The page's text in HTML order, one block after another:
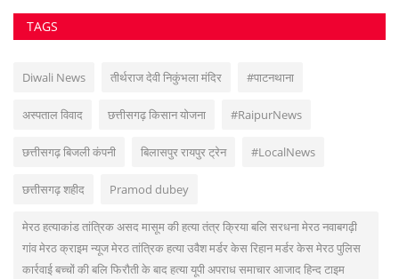
TAGS
Diwali News तीर्थराज देवी निकुंभला मंदिर #पाटनथाना
अस्पताल विवाद छत्तीसगढ़ किसान योजना #RaipurNews
छत्तीसगढ़ बिजली कंपनी बिलासपुर रायपुर ट्रेन #LocalNews
छत्तीसगढ़ शहीद Pramod dubey
मेरठ हत्याकांड तांत्रिक असद मासूम की हत्या तंत्र क्रिया बलि सरधना मेरठ नवाबगढ़ी
गांव मेरठ क्राइम न्यूज मेरठ तांत्रिक हत्या उवैश मर्डर केस रिहान मर्डर केस मेरठ पुलिस
कार्रवाई बच्चों की बलि फिरौती के बाद हत्या यूपी अपराध समाचार आजाद हिन्द टाइम